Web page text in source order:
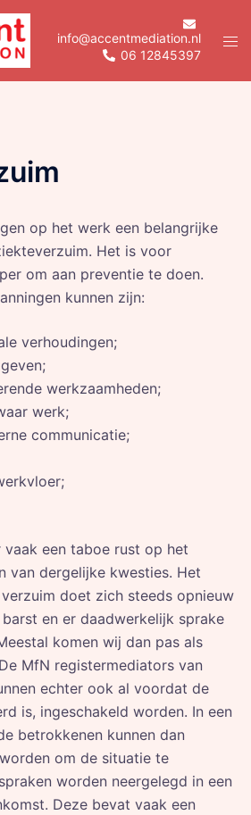
info@accentmediation.nl
06 12845397
op het werk een belangrijke
Het is voor
om aan preventie te doen.
kunnen zijn:
verhoudingen;
werkzaamheden;
werk;
communicatie;
een taboe rust op het
van dergelijke kwesties. Het
doet zich steeds opnieuw
en er daadwerkelijk sprake
komen wij dan pas als
MfN registermediators van
echter ook al voordat de
is, ingeschakeld worden. In een
betrokkenen kunnen dan
om de situatie te
worden neergelegd in een
Deze bevat vaak een